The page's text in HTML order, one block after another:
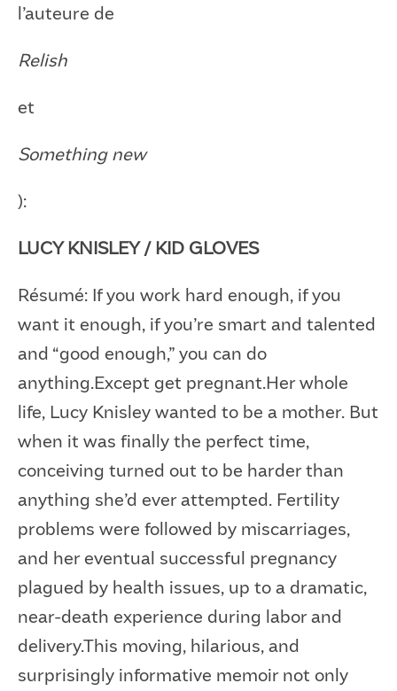
l’auteure de
Relish
et
Something new
):
LUCY KNISLEY / KID GLOVES
Résumé: If you work hard enough, if you
want it enough, if you’re smart and talented
and “good enough,” you can do
anything.Except get pregnant.Her whole
life, Lucy Knisley wanted to be a mother. But
when it was finally the perfect time,
conceiving turned out to be harder than
anything she’d ever attempted. Fertility
problems were followed by miscarriages,
and her eventual successful pregnancy
plagued by health issues, up to a dramatic,
near-death experience during labor and
delivery.This moving, hilarious, and
surprisingly informative memoir not only